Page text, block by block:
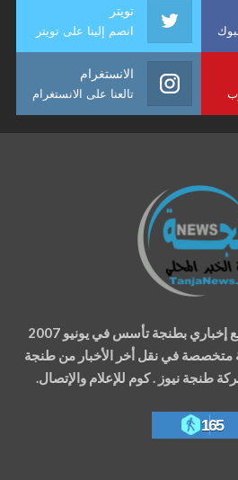
تويتر
انضم إلينا على تويتر
الانستغرام
تالعنا على الانستغرام
بطنجة تأسس في يونيو 2007
متخصصة في نقل أخر الأخبار من طنجة
طنجة نيوز . كوم للإعلام والإتصال.
165